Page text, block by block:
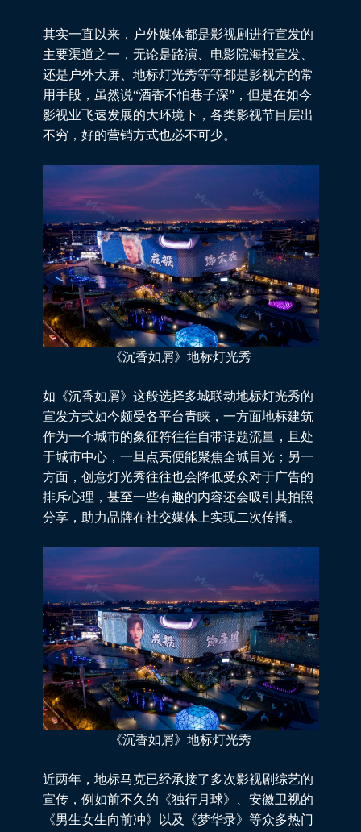
其实一直以来，户外媒体都是影视剧进行宣发的
主要渠道之一，无论是路演、电影院海报宣发、
还是户外大屏、地标灯光秀等等都是影视方的常
用手段，虽然说“酒香不怕巷子深”，但是在如今
影视业飞速发展的大环境下，各类影视节目层出
不穷，好的营销方式也必不可少。
《沉香如屑》地标灯光秀
如《沉香如屑》这般选择多城联动地标灯光秀的
宣发方式如今颇受各平台青睐，一方面地标建筑
作为一个城市的象征符往往自带话题流量，且处
于城市中心，一旦点亮便能聚焦全城目光；另一
方面，创意灯光秀往往也会降低受众对于广告的
排斥心理，甚至一些有趣的内容还会吸引其拍照
分享，助力品牌在社交媒体上实现二次传播。
《沉香如屑》地标灯光秀
近两年，地标马克已经承接了多次影视剧综艺的
宣传，例如前不久的《独行月球》、安徽卫视的
《男生女生向前冲》以及《梦华录》等众多热门